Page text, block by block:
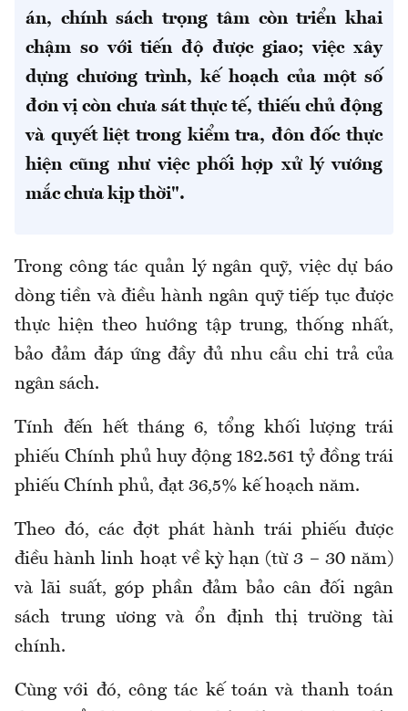
án, chính sách trọng tâm còn triển khai
chậm so với tiến độ được giao; việc xây
dựng chương trình, kế hoạch của một số
đơn vị còn chưa sát thực tế, thiếu chủ động
và quyết liệt trong kiểm tra, đôn đốc thực
hiện cũng như việc phối hợp xử lý vướng
mắc chưa kịp thời".
Trong công tác quản lý ngân quỹ, việc dự báo
dòng tiền và điều hành ngân quỹ tiếp tục được
thực hiện theo hướng tập trung, thống nhất,
bảo đảm đáp ứng đầy đủ nhu cầu chi trả của
ngân sách.
Tính đến hết tháng 6, tổng khối lượng trái
phiếu Chính phủ huy động 182.561 tỷ đồng trái
phiếu Chính phủ, đạt 36,5% kế hoạch năm.
Theo đó, các đợt phát hành trái phiếu được
điều hành linh hoạt về kỳ hạn (từ 3 – 30 năm)
và lãi suất, góp phần đảm bảo cân đối ngân
sách trung ương và ổn định thị trường tài
chính.
Cùng với đó, công tác kế toán và thanh toán